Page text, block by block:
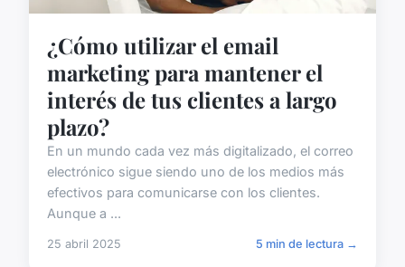
¿Cómo utilizar el email
marketing para mantener el
interés de tus clientes a largo
plazo?
En un mundo cada vez más digitalizado, el correo
electrónico sigue siendo uno de los medios más
efectivos para comunicarse con los clientes.
Aunque a ...
25 abril 2025 5 min de lectura →